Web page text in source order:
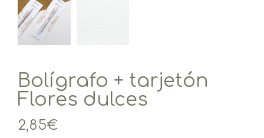
Bolígrafo + tarjetón
Flores dulces
2,85€